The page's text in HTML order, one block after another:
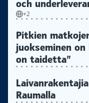
och
+2
Pitkien
juokseminen
on taidetta”
Raumalla